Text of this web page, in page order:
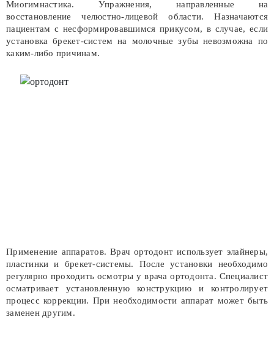
Миогимнастика. Упражнения, направленные на
восстановление челюстно-лицевой области. Назначаются
пациентам с несформировавшимся прикусом, в случае, если
установка брекет-систем на молочные зубы невозможна по
каким-либо причинам.
Применение аппаратов. Врач ортодонт использует элайнеры,
пластинки и брекет-системы. После установки необходимо
регулярно проходить осмотры у врача ортодонта. Специалист
осматривает установленную конструкцию и контролирует
процесс коррекции. При необходимости аппарат может быть
заменен другим.